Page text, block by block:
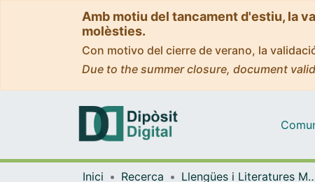
Amb motiu del tancament d'estiu, la
molèsties.
Con motivo del cierre de verano, la
Due to the summer closure, document
Inici Recerca Llengües i Literatures